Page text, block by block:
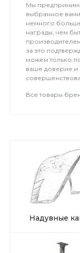
Мы
выбранное
немного
награды, чем
за это
можем только
ваше доверие
Все товары
Надувные